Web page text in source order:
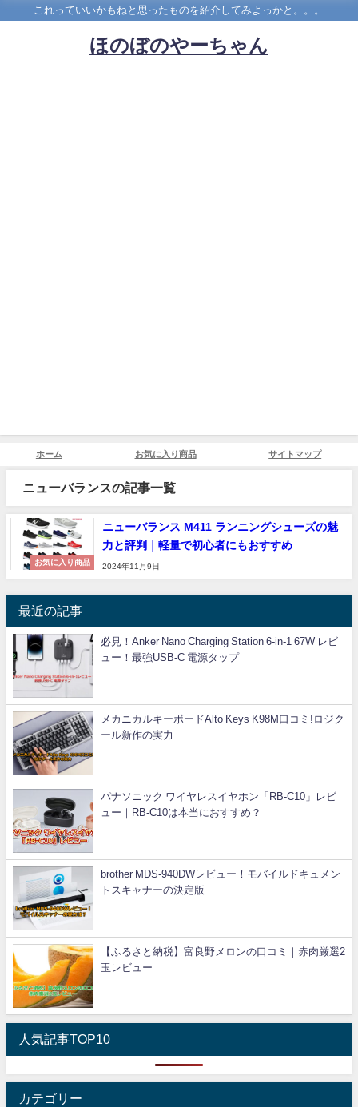
これっていいかもねと思ったものを紹介してみよっかと。。。
ほのぼのやーちゃん
ホーム お気に入り商品 サイトマップ
ニューバランスの記事一覧
お気に入り商品
ニューバランス M411 ランニングシューズの魅
力と評判｜軽量で初心者にもおすすめ
2024年11月9日
最近の記事
必見！Anker Nano Charging Station 6-in-1 67W レビ
ュー！最強USB-C 電源タップ
メカニカルキーボードAlto Keys K98M口コミ!ロジク
ール新作の実力
パナソニック ワイヤレスイヤホン「RB-C10」レビ
ュー｜RB-C10は本当におすすめ？
brother MDS-940DWレビュー！モバイルドキュメン
トスキャナーの決定版
【ふるさと納税】富良野メロンの口コミ｜赤肉厳選2
玉レビュー
人気記事TOP10
カテゴリー